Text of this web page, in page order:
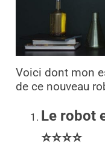
Voici dont mon
de ce nouveau
Le robot
⭐⭐⭐⭐